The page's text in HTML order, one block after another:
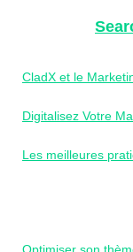
CladX et le
Digitalisez Votre
Les meilleures
Optimiser son